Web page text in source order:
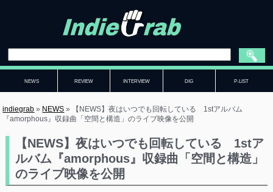
NEWS REVIEW INTERVIEW DIG P-LIST
indiegrab » NEWS »
【NEWS】夜はいつでも回転している 1stアルバム
『amorphous』収録曲「空間と構造」のライブ映像を公開
【NEWS】夜はいつでも回転している 1stア
ルバム『amorphous』収録曲「空間と構造」
のライブ映像を公開